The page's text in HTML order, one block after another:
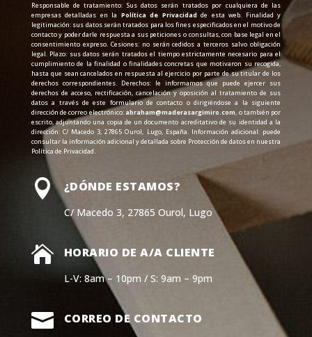
Responsable de tratamiento: Sus datos serán tratados por cualquiera de las
empresas detalladas en la Política de Privacidad de esta web. Finalidad y
legitimación: sus datos serán tratados para los fines especificados en el motivo de
contacto y poder darle respuesta a sus peticiones o consultas, con base legal en el
consentimiento expreso. Cesiones: no serán cedidos a terceros salvo obligación
legal. Plazo: sus datos serán tratados el tiempo estrictamente necesario para el
cumplimiento de la finalidad o finalidades concretas que motivaron su recogida,
hasta que sean cancelados en respuesta al ejercicio por parte de su titular de los
derechos correspondientes. Derechos: le informamos que puede ejercer sus
derechos de acceso, rectificación, cancelación y oposición al tratamiento de sus
datos a través de este formulario de contacto o dirigiéndose a la siguiente
dirección de correo electrónico:abraham@maderasargimiro.com, o también por
escrito, adjuntando una copia de un documento acreditativo de su identidad a la
dirección: C/ Macedo 3, 27865 Ourol, Lugo, España. Información adicional: puede
consultar la información adicional y detallada sobre Protección de datos en nuestra
Política de Privacidad.
 ¿DÓNDE ESTAMOS?
C/ Macedo 3, 27865 Ourol, Lugo
 HORARIO DE A/A CLIENTE
L-V: 8am – 10pm / S: 9am – 9pm
 CORREO DE CONTACTO